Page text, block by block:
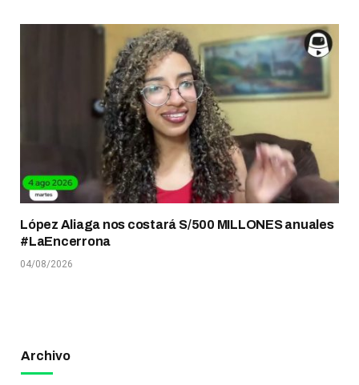
López Aliaga nos costará S/500 MILLONES anuales
#LaEncerrona
04/08/2026
Archivo